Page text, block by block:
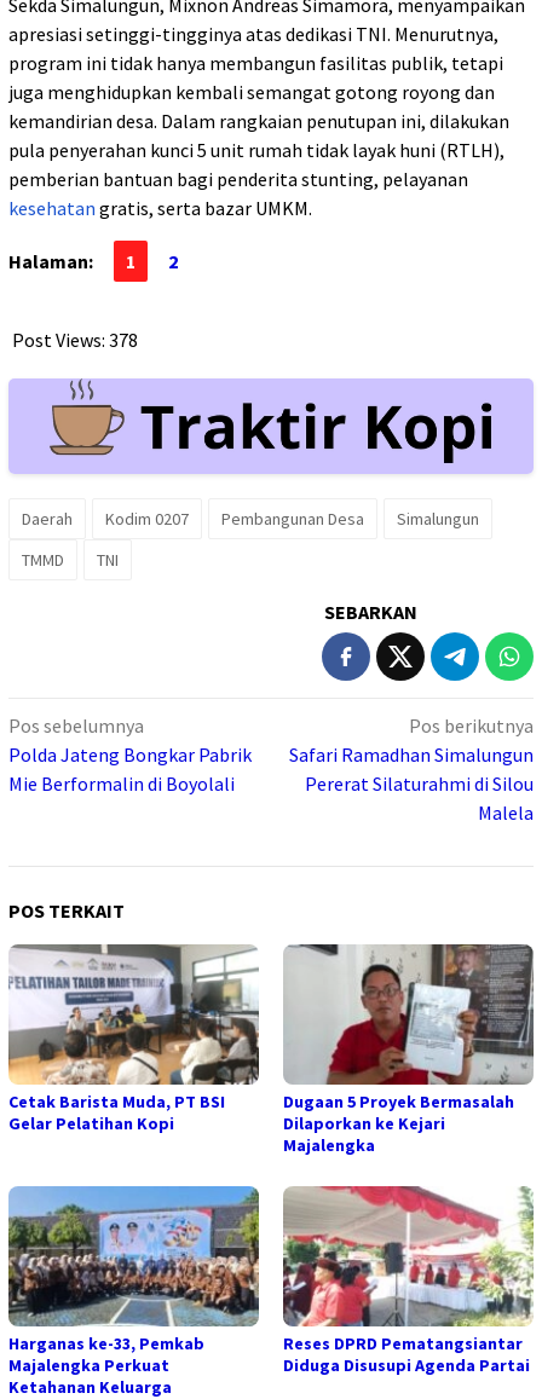
apresiasi setinggi-tingginya atas dedikasi TNI. Menurutnya,
program ini tidak hanya membangun fasilitas publik, tetapi
juga menghidupkan kembali semangat gotong royong dan
kemandirian desa. Dalam rangkaian penutupan ini, dilakukan
pula penyerahan kunci 5 unit rumah tidak layak huni (RTLH),
pemberian bantuan bagi penderita stunting, pelayanan
kesehatan gratis, serta bazar UMKM.
Halaman: 1 2
Post Views: 378
Daerah Kodim 0207 Pembangunan Desa
Simalungun
TMMD
TNI
SEBARKAN
Navigasi
pos
Pos sebelumnya
Polda Jateng Bongkar Pabrik
Mie Berformalin di Boyolali
Pos berikutnya
Safari Ramadhan Simalungun
Pererat Silaturahmi di Silou
Malela
POS TERKAIT
Cetak Barista Muda, PT BSI
Gelar Pelatihan Kopi
Dugaan 5 Proyek Bermasalah
Dilaporkan ke Kejari
Majalengka
Harganas ke-33, Pemkab
Majalengka Perkuat
Ketahanan Keluarga
Reses DPRD Pematangsiantar
Diduga Disusupi Agenda Partai